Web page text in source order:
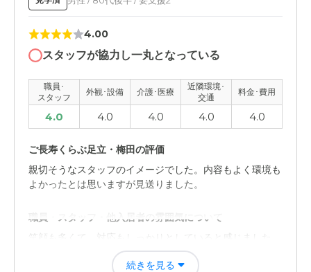
4.00
スタッフが協力し一丸となっている
職員･
スタッフ
外観･設備 介護･医療
近隣環境･
交通
料金･費用
4.0 4.0 4.0 4.0 4.0
ご長寿くらぶ足立・梅田の評価
親切そうなスタッフのイメージでした。内容もよく環境も
よかったとは思いますが見送りました。
職員・スタッフ・他入居者の雰囲気について
笑顔も多くて、対応もしっかりとしていると感じました。
仕事もしっかりとこなしている感じが良かった。
続きを見る